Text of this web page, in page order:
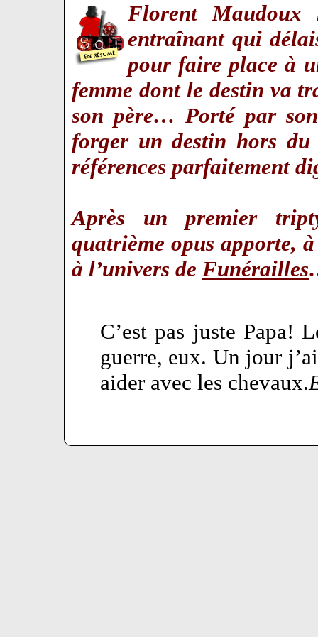
Florent
entraînant qui
pour faire place à
femme dont le destin va
son père… Porté par
forger un destin hors
références parfaitement
Après un premier
quatrième opus apporte,
à l’univers de Funérailles
C’est pas juste Papa!
guerre, eux. Un jour
aider avec les chevaux.